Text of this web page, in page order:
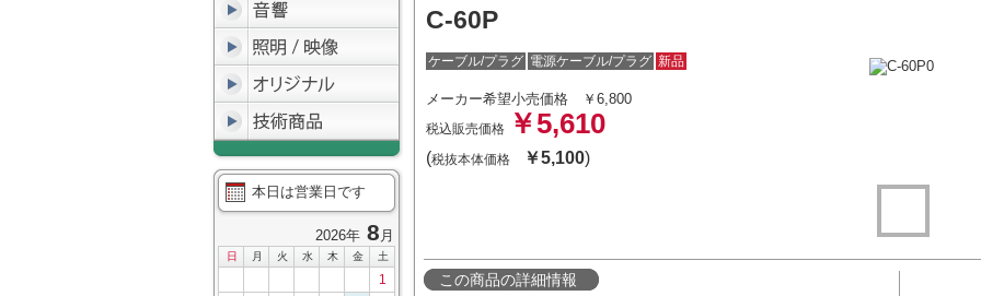
本日は営業日です
2026年 8 月
日 月 火 水 木 金 土
1
C-60P
ケーブル/プラグ 電源ケーブル/プラグ 新品
メーカー希望小売価格 ￥6,800
税込販売価格 ￥5,610
(税抜本体価格 ￥5,100)
この商品の詳細情報